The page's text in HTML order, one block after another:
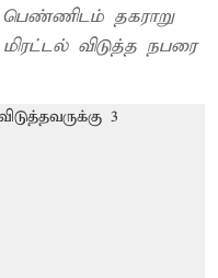
தகராறு
விடுத்த நபரை